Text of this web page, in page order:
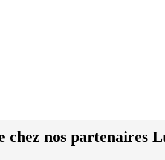
chez nos partenaires